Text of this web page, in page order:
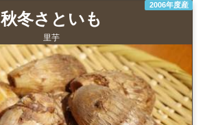
2006年度産
秋冬さといも
里芋